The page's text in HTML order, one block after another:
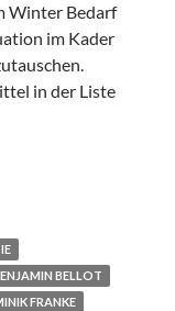
Winter Bedarf
im Kader
in der Liste
BELLOT
FRANKE